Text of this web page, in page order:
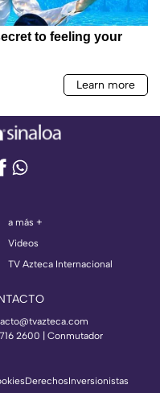
a más +
Videos
TV Azteca Internacional
2600 | Conmutador
DerechosInversionistas